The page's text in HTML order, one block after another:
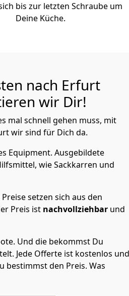
bis zur letzten Schraube um
Deine Küche.
nach Erfurt
wir Dir!
mal schnell gehen muss, mit
wir sind für Dich da.
Equipment. Ausgebildete
wie Sackkarren und
setzen sich aus den
Preis ist nachvollziehbar und
Und die bekommst Du
Jede Offerte ist kostenlos und
bestimmst den Preis. Was